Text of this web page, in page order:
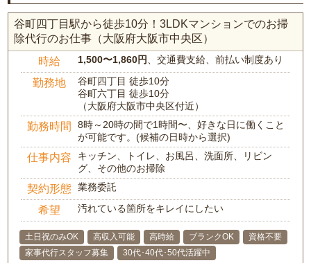
谷町四丁目駅から徒歩10分！3LDKマンションでのお掃
除代行のお仕事（大阪府大阪市中央区）
時給 1,500〜1,860円 、交通費支給、前払い制度あり
勤務地
谷町四丁目 徒歩10分
谷町六丁目 徒歩10分
（大阪府大阪市中央区付近）
勤務時間
8時～20時の間で1時間〜、好きな日に働くこと
が可能です。(候補の日時から選択)
仕事内容
キッチン、トイレ、お風呂、洗面所、リビン
グ、その他のお掃除
契約形態 業務委託
希望 汚れている箇所をキレイにしたい
土日祝のみOK 高収入可能 高時給 ブランクOK
資格不要
家事代行スタッフ募集
30代･40代･50代活躍中